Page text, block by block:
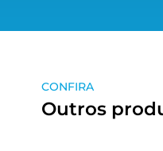
CONFIRA
Outros